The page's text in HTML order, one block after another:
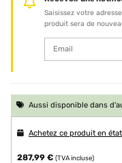
Saisissez votre
produit sera de
Aussi disponible dans
Achetez ce produit en
287,99 € (TVA incluse)